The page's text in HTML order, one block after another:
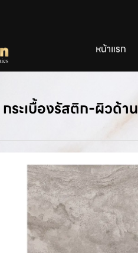
หน้าแรก
กระเบื้องรัสติก-ผิวด้าน